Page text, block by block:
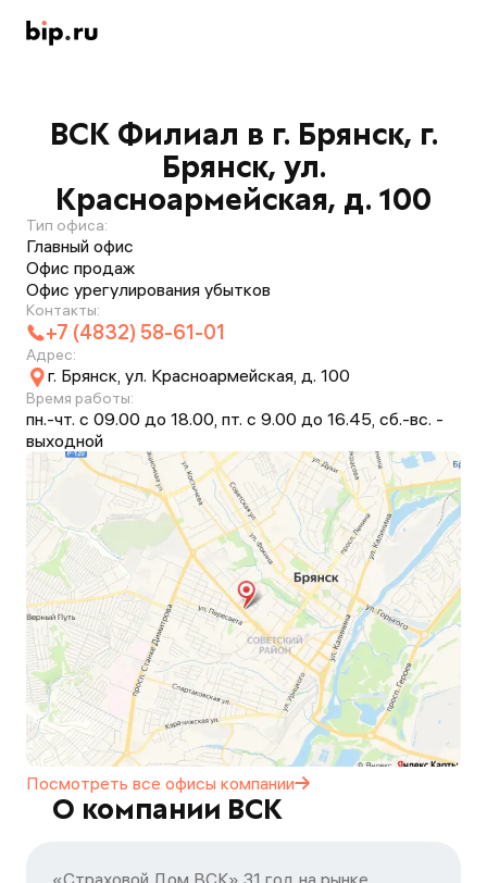
ВСК Филиал в г. Брянск, г.
Брянск, ул.
Красноармейская, д. 100
Тип офиса:
Главный офис
Офис продаж
Офис урегулирования убытков
Контакты:
+7 (4832) 58-61-01
Адрес:
г. Брянск, ул. Красноармейская, д. 100
Время работы:
пн.-чт. с 09.00 до 18.00, пт. с 9.00 до 16.45, сб.-вс. -
выходной
Посмотреть все офисы компании
О компании ВСК
«Страховой Дом ВСК» 31 год на рынке